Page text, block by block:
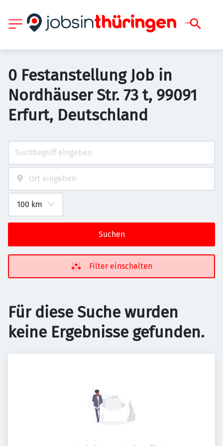
0 Festanstellung Job in
Nordhäuser Str. 73 t, 99091
Erfurt, Deutschland
Suchen
Filter einschalten
Für diese Suche wurden
keine Ergebnisse gefunden.